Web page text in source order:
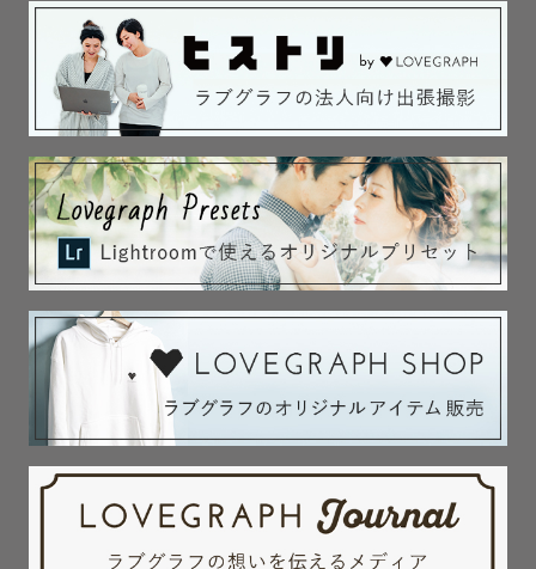
﹋﹋﹋﹋﹋﹋﹋﹋﹋﹋﹋﹋﹋﹋
《  📝 撮 影 に つ い て  》
⌜ こんな雰囲気の写真が好き ⌟
⌜ こんな場所で思い出を残したい ⌟
⌜ こんなポーズで撮ってみたい⌟
⌜ ご依頼までのエピソード ⌟
などございましたらお聞かせください𓂃𓈒𓏸
⌜ 具体的なイメージはないけど大丈夫かな？ ⌟
⌜ 写真を撮られることに慣れていない.. ⌟
という方もご安心ください !
こちらから写真のイメージやポージングをご提案させてい
ただきます☺️
当日の撮影がさらに楽しくなるように一緒にイメージを考
えたいです:))